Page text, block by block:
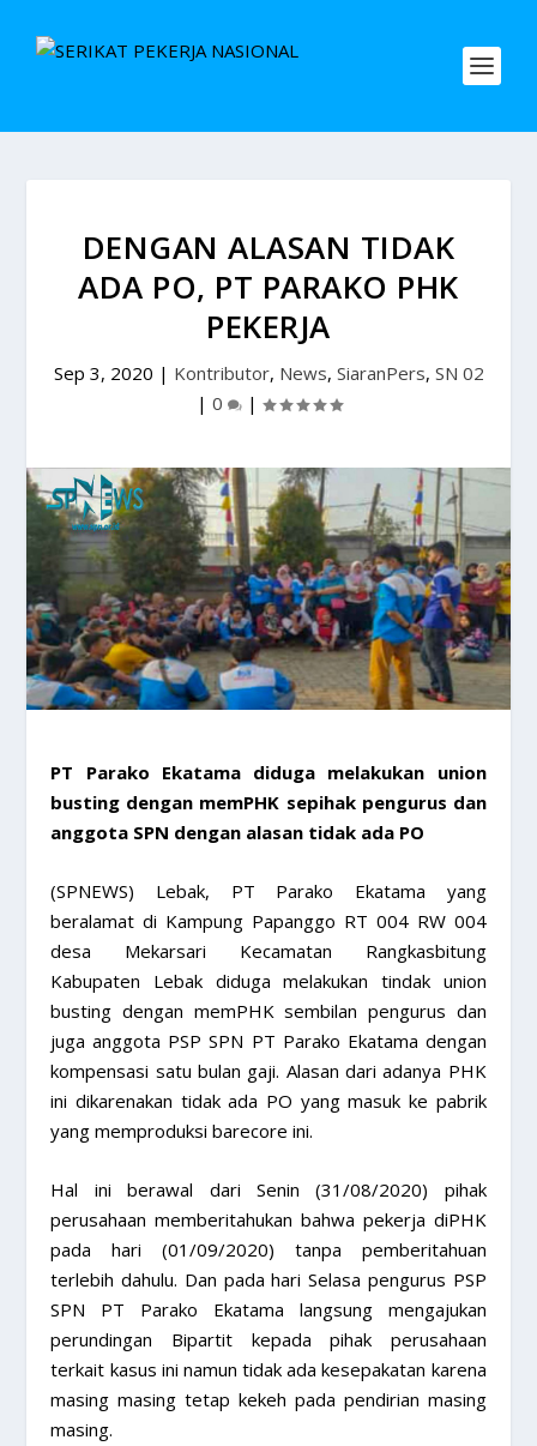
DENGAN ALASAN TIDAK
ADA PO, PT PARAKO PHK
PEKERJA
Sep 3, 2020 | Kontributor, News, SiaranPers, SN 02
| 0 |
PT Parako Ekatama diduga melakukan union
busting dengan memPHK sepihak pengurus dan
anggota SPN dengan alasan tidak ada PO
(SPNEWS) Lebak, PT Parako Ekatama yang
beralamat di Kampung Papanggo RT 004 RW 004
desa Mekarsari Kecamatan Rangkasbitung
Kabupaten Lebak diduga melakukan tindak union
busting dengan memPHK sembilan pengurus dan
juga anggota PSP SPN PT Parako Ekatama dengan
kompensasi satu bulan gaji. Alasan dari adanya PHK
ini dikarenakan tidak ada PO yang masuk ke pabrik
yang memproduksi barecore ini.
Hal ini berawal dari Senin (31/08/2020) pihak
perusahaan memberitahukan bahwa pekerja diPHK
pada hari (01/09/2020) tanpa pemberitahuan
terlebih dahulu. Dan pada hari Selasa pengurus PSP
SPN PT Parako Ekatama langsung mengajukan
perundingan Bipartit kepada pihak perusahaan
terkait kasus ini namun tidak ada kesepakatan karena
masing masing tetap kekeh pada pendirian masing
masing.